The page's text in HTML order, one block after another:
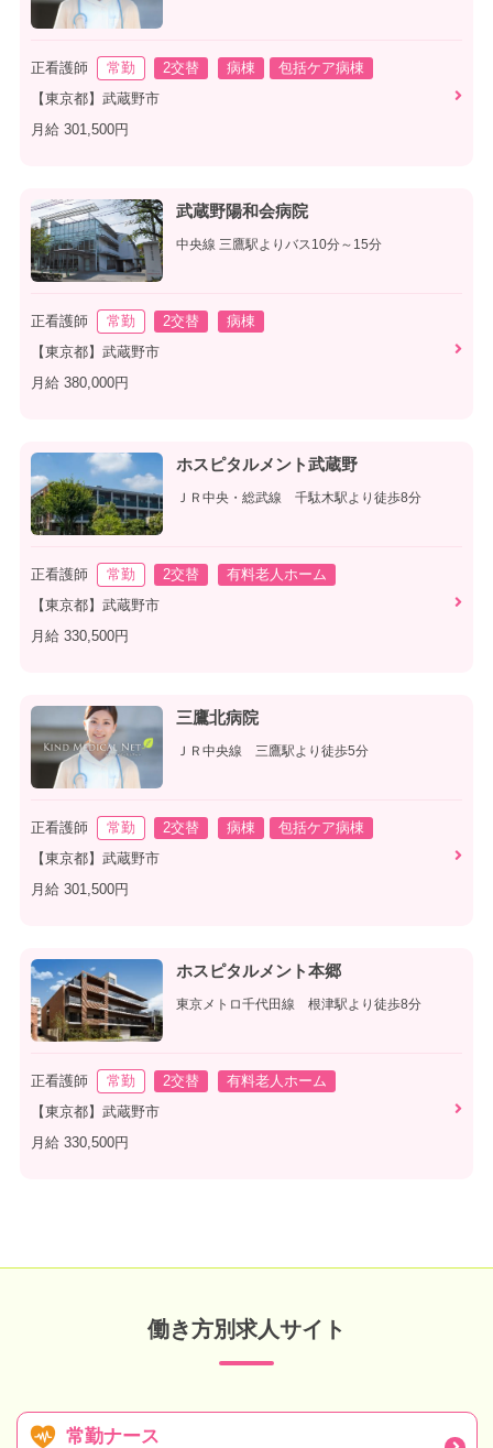
正看護師 常勤 2交替 病棟
包括ケア病棟
【東京都】武蔵野市
月給 301,500円
武蔵野陽和会病院
中央線 三鷹駅よりバス10分～15分
正看護師 常勤 2交替
病棟
【東京都】武蔵野市
月給 380,000円
ホスピタルメント武蔵野
ＪＲ中央・総武線 千駄木駅より徒歩8分
正看護師 常勤 2交替
有料老人ホーム
【東京都】武蔵野市
月給 330,500円
三鷹北病院
ＪＲ中央線 三鷹駅より徒歩5分
正看護師 常勤 2交替 病棟
包括ケア病棟
【東京都】武蔵野市
月給 301,500円
ホスピタルメント本郷
東京メトロ千代田線 根津駅より徒歩8分
正看護師 常勤 2交替
有料老人ホーム
【東京都】武蔵野市
月給 330,500円
働き方別求人サイト
常勤ナース